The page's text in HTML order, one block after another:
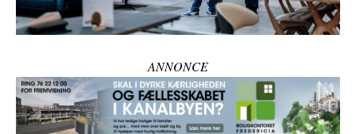
ANNONCE